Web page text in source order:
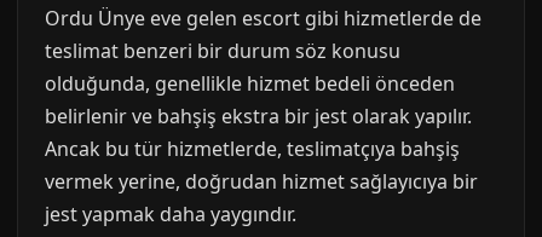
Ordu Ünye eve gelen escort gibi hizmetlerde de
teslimat benzeri bir durum söz konusu
olduğunda, genellikle hizmet bedeli önceden
belirlenir ve bahşiş ekstra bir jest olarak yapılır.
Ancak bu tür hizmetlerde, teslimatçıya bahşiş
vermek yerine, doğrudan hizmet sağlayıcıya bir
jest yapmak daha yaygındır.